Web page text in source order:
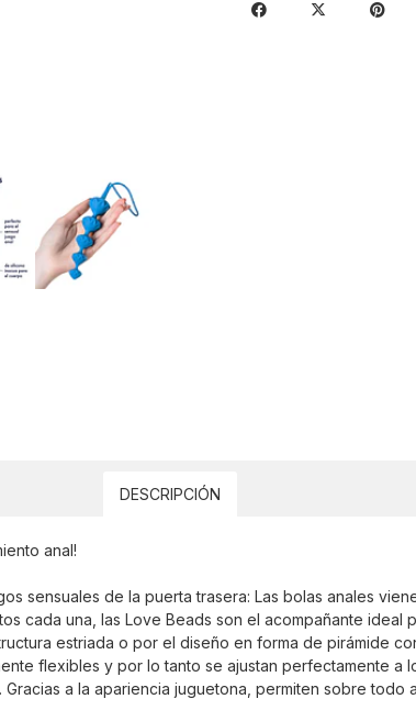
DESCRIPCIÓN
anal!
sensuales de la puerta trasera: Las bolas anales
cada una, las Love Beads son el acompañante ideal
estriada o por el diseño en forma de pirámide
flexibles y por lo tanto se ajustan perfectamente a
a la apariencia juguetona, permiten sobre todo